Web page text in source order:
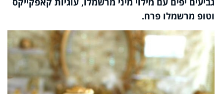
וטופ מרשמלו פרח.